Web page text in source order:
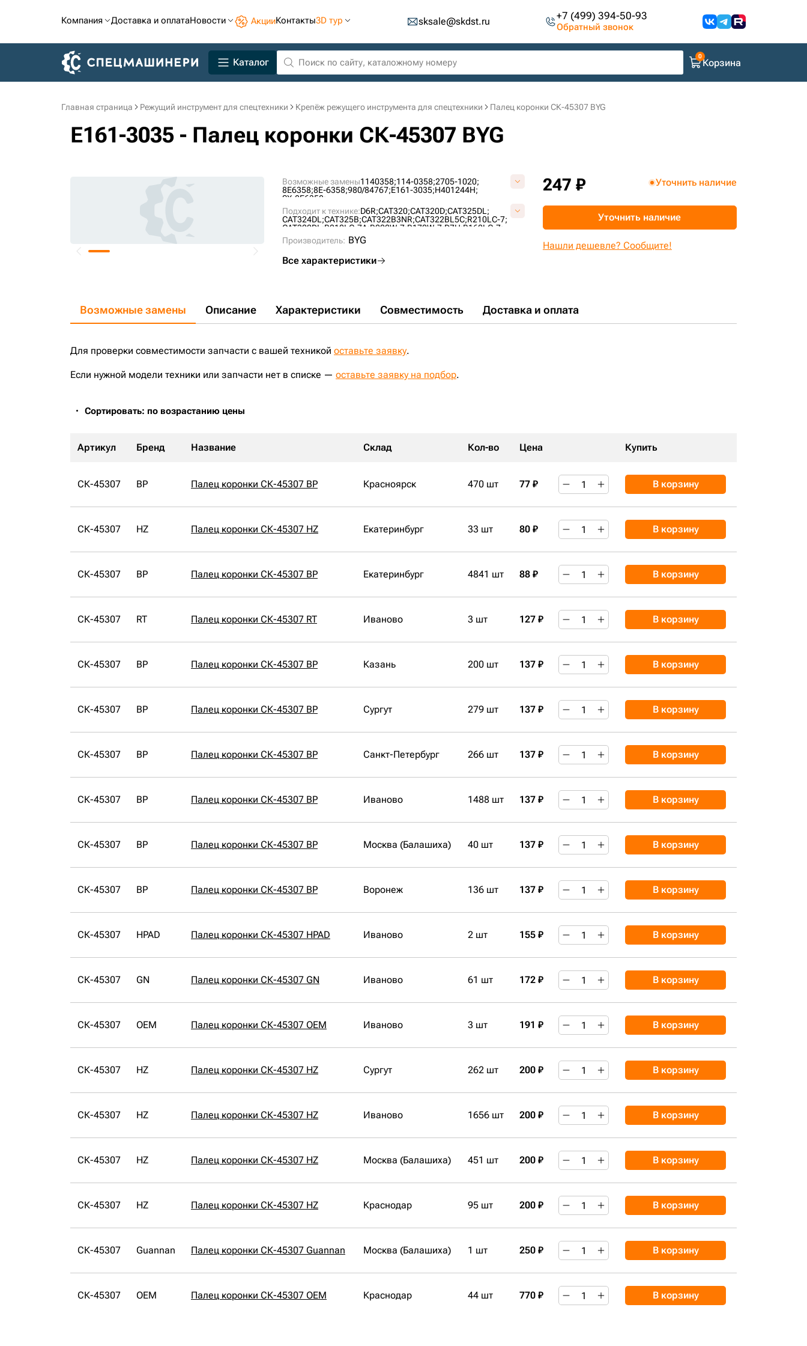
Компания Доставка и оплатаНовости АкцииКонтакты3D тур sksale@skdst.ru +7 (499) 394-50-93
Обратный звонок
Каталог Корзина
Главная страница Режущий инструмент для спецтехники Крепёж режущего инструмента для спецтехники Палец коронки СК-45307 BYG
E161-3035 - Палец коронки СК-45307 BYG
Возможные замены1140358;114-0358;2705-1020;
8E6358;8E-6358;980/84767;E161-3035;H401244H;
SX-8E6358;
Подходит к технике:D6R;CAT320;CAT320D;CAT325DL;
CAT324DL;CAT325B;CAT322B3NR;CAT322BL5C;R210LC-7;
CAT320DL;R210LC-7A;R200W-7;R170W-7;D7H;R160LC-7;
SOLAR225NL-V;
R170W-9S;
CAT329D;R220LC-9S;SOLAR170LC-V;
Производитель: BYG
Все характеристики
247 ₽ Уточнить наличие
Уточнить наличие
Нашли дешевле? Сообщите!
Возможные замены Описание Характеристики Совместимость Доставка и оплата
Для проверки совместимости запчасти с вашей техникой оставьте заявку.
Если нужной модели техники или запчасти нет в списке — оставьте заявку на подбор.
Сортировать: по возрастанию цены
Артикул Бренд Название Склад Кол-во Цена Купить
СК-45307 BP Палец коронки СК-45307 BP Красноярск 470 шт 77 ₽ В корзину
СК-45307 HZ Палец коронки СК-45307 HZ Екатеринбург 33 шт 80 ₽ В корзину
СК-45307 BP Палец коронки СК-45307 BP Екатеринбург 4841 шт 88 ₽ В корзину
СК-45307 RT Палец коронки СК-45307 RT Иваново 3 шт 127 ₽ В корзину
СК-45307 BP Палец коронки СК-45307 BP Казань 200 шт 137 ₽ В корзину
СК-45307 BP Палец коронки СК-45307 BP Сургут 279 шт 137 ₽ В корзину
СК-45307 BP Палец коронки СК-45307 BP Санкт-Петербург 266 шт 137 ₽ В корзину
СК-45307 BP Палец коронки СК-45307 BP Иваново 1488 шт 137 ₽ В корзину
СК-45307 BP Палец коронки СК-45307 BP Москва (Балашиха) 40 шт 137 ₽ В корзину
СК-45307 BP Палец коронки СК-45307 BP Воронеж 136 шт 137 ₽ В корзину
СК-45307 HPAD Палец коронки СК-45307 HPAD Иваново 2 шт 155 ₽ В корзину
СК-45307 GN Палец коронки СК-45307 GN Иваново 61 шт 172 ₽ В корзину
СК-45307 OEM Палец коронки СК-45307 OEM Иваново 3 шт 191 ₽ В корзину
СК-45307 HZ Палец коронки СК-45307 HZ Сургут 262 шт 200 ₽ В корзину
СК-45307 HZ Палец коронки СК-45307 HZ Иваново 1656 шт 200 ₽ В корзину
СК-45307 HZ Палец коронки СК-45307 HZ Москва (Балашиха) 451 шт 200 ₽ В корзину
СК-45307 HZ Палец коронки СК-45307 HZ Краснодар 95 шт 200 ₽ В корзину
СК-45307 Guannan Палец коронки СК-45307 Guannan Москва (Балашиха) 1 шт 250 ₽ В корзину
СК-45307 OEM Палец коронки СК-45307 OEM Краснодар 44 шт 770 ₽ В корзину